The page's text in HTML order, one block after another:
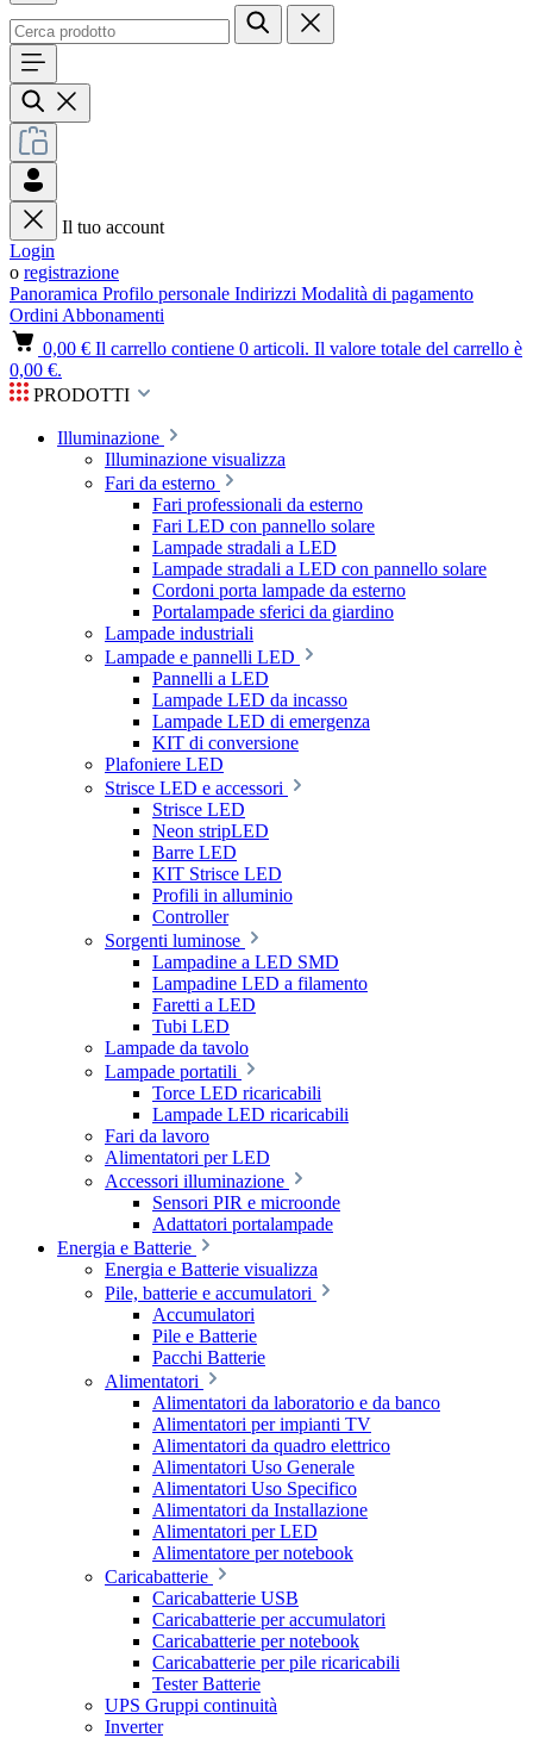
Il tuo account
Login
o registrazione
Panoramica Profilo personale Indirizzi Modalità di pagamento
Ordini Abbonamenti
0,00 € Il carrello contiene 0 articoli. Il valore totale del carrello è
0,00 €.
PRODOTTI
Illuminazione
Illuminazione visualizza
Fari da esterno
Fari professionali da esterno
Fari LED con pannello solare
Lampade stradali a LED
Lampade stradali a LED con pannello solare
Cordoni porta lampade da esterno
Portalampade sferici da giardino
Lampade industriali
Lampade e pannelli LED
Pannelli a LED
Lampade LED da incasso
Lampade LED di emergenza
KIT di conversione
Plafoniere LED
Strisce LED e accessori
Strisce LED
Neon stripLED
Barre LED
KIT Strisce LED
Profili in alluminio
Controller
Sorgenti luminose
Lampadine a LED SMD
Lampadine LED a filamento
Faretti a LED
Tubi LED
Lampade da tavolo
Lampade portatili
Torce LED ricaricabili
Lampade LED ricaricabili
Fari da lavoro
Alimentatori per LED
Accessori illuminazione
Sensori PIR e microonde
Adattatori portalampade
Energia e Batterie
Energia e Batterie visualizza
Pile, batterie e accumulatori
Accumulatori
Pile e Batterie
Pacchi Batterie
Alimentatori
Alimentatori da laboratorio e da banco
Alimentatori per impianti TV
Alimentatori da quadro elettrico
Alimentatori Uso Generale
Alimentatori Uso Specifico
Alimentatori da Installazione
Alimentatori per LED
Alimentatore per notebook
Caricabatterie
Caricabatterie USB
Caricabatterie per accumulatori
Caricabatterie per notebook
Caricabatterie per pile ricaricabili
Tester Batterie
UPS Gruppi continuità
Inverter